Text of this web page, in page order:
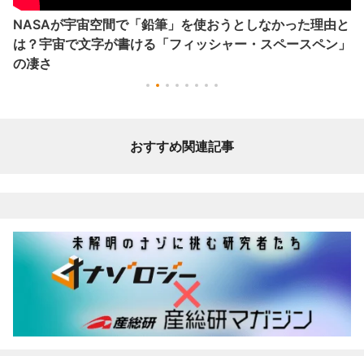
NASAが宇宙空間で「鉛筆」を使おうとしなかった理由と
は？宇宙で文字が書ける「フィッシャー・スペースペン」
の凄さ
おすすめ関連記事